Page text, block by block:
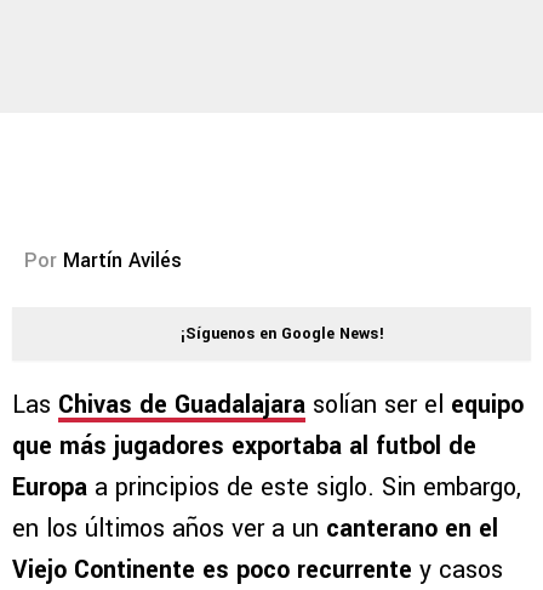
Por Martín Avilés
¡Síguenos en Google News!
Las Chivas de Guadalajara solían ser el equipo
que más jugadores exportaba al futbol de
Europa a principios de este siglo. Sin embargo,
en los últimos años ver a un canterano en el
Viejo Continente es poco recurrente y casos